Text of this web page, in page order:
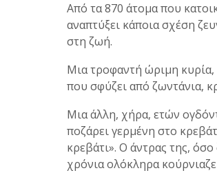
Από τα 870 άτομα που
αναπτύξει κάποια σχέση
στη ζωή.
Μια τροφαντή ώριμη κυρία,
που σφύζει από ζωντάνια,
Μια άλλη, χήρα, ετών
ποζάρει γερμένη στο
κρεβάτι». Ο άντρας της,
χρόνια ολόκληρα